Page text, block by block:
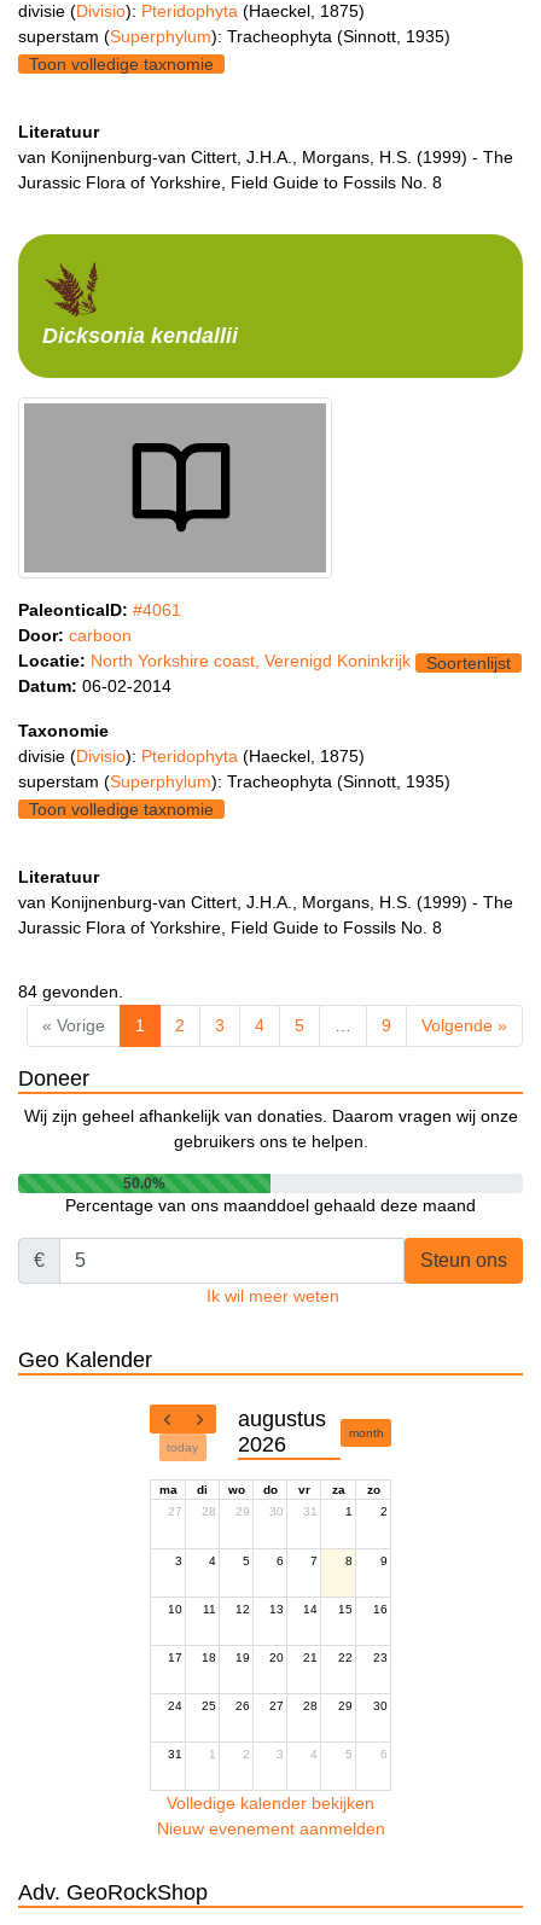
divisie (Divisio): Pteridophyta (Haeckel, 1875)
superstam (Superphylum): Tracheophyta (Sinnott, 1935)
Toon volledige taxnomie
Literatuur
van Konijnenburg-van Cittert, J.H.A., Morgans, H.S. (1999) - The
Jurassic Flora of Yorkshire, Field Guide to Fossils No. 8
Dicksonia kendallii
PaleonticaID: #4061
Door: carboon
Locatie: North Yorkshire coast, Verenigd Koninkrijk
Soortenlijst
Datum: 06-02-2014
Taxonomie
divisie (Divisio): Pteridophyta (Haeckel, 1875)
superstam (Superphylum): Tracheophyta (Sinnott, 1935)
Toon volledige taxnomie
Literatuur
van Konijnenburg-van Cittert, J.H.A., Morgans, H.S. (1999) - The
Jurassic Flora of Yorkshire, Field Guide to Fossils No. 8
84 gevonden.
« Vorige
1 2 3 4 5 … 9 Volgende »
Doneer
Wij zijn geheel afhankelijk van donaties. Daarom vragen wij onze
gebruikers ons te helpen.
50.0%
Percentage van ons maanddoel gehaald deze maand
€ Steun ons
Ik wil meer weten
Geo Kalender
today
augustus
2026
month
ma di wo do vr za
zo
27
28 29 30 31 1 2
3 4 5 6 7 8 9
10 11 12 13 14 15 16
17 18 19 20 21 22 23
24 25 26 27 28 29 30
31 1 2 3 4 5 6
Volledige kalender bekijken
Nieuw evenement aanmelden
Adv. GeoRockShop